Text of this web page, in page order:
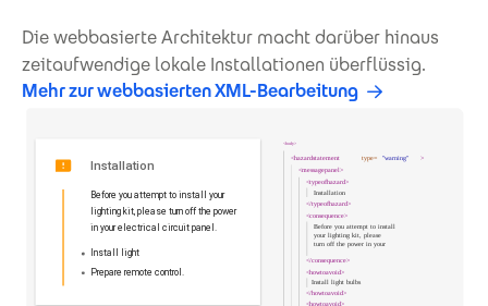
Die webbasierte Architektur macht darüber hinaus
zeitaufwendige lokale Installationen überflüssig.
Mehr zur webbasierten XML-Bearbeitung